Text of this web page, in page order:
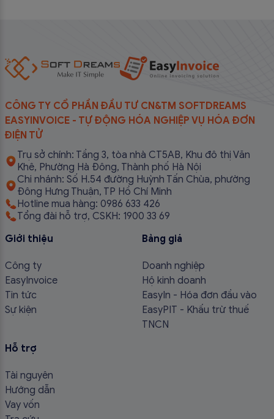
CÔNG TY CỔ PHẦN ĐẦU TƯ CN&TM SOFTDREAMS
EASYINVOICE - TỰ ĐỘNG HÓA NGHIỆP VỤ HÓA ĐƠN
ĐIỆN TỬ
Trụ sở chính: Tầng 3, tòa nhà CT5AB, Khu đô thị Văn
Khê, Phường Hà Đông, Thành phố Hà Nội
Chi nhánh: Số H.54 đường Huỳnh Tấn Chùa, phường
Đông Hưng Thuận, TP Hồ Chí Minh
Hotline mua hàng: 0986 633 426
Tổng đài hỗ trợ, CSKH: 1900 33 69
Giới thiệu
Công ty
EasyInvoice
Tin tức
Sự kiện
Bảng giá
Doanh nghiệp
Hộ kinh doanh
EasyIn - Hóa đơn đầu vào
EasyPIT - Khấu trừ thuế
TNCN
Hỗ trợ
Tài nguyên
Hướng dẫn
Vay vốn